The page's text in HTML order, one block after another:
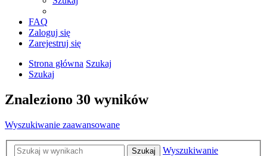
FAQ
Zaloguj się
Zarejestruj się
Strona główna Szukaj
Szukaj
Znaleziono 30 wyników
Wyszukiwanie zaawansowane
Szukaj
Wyszukiwanie